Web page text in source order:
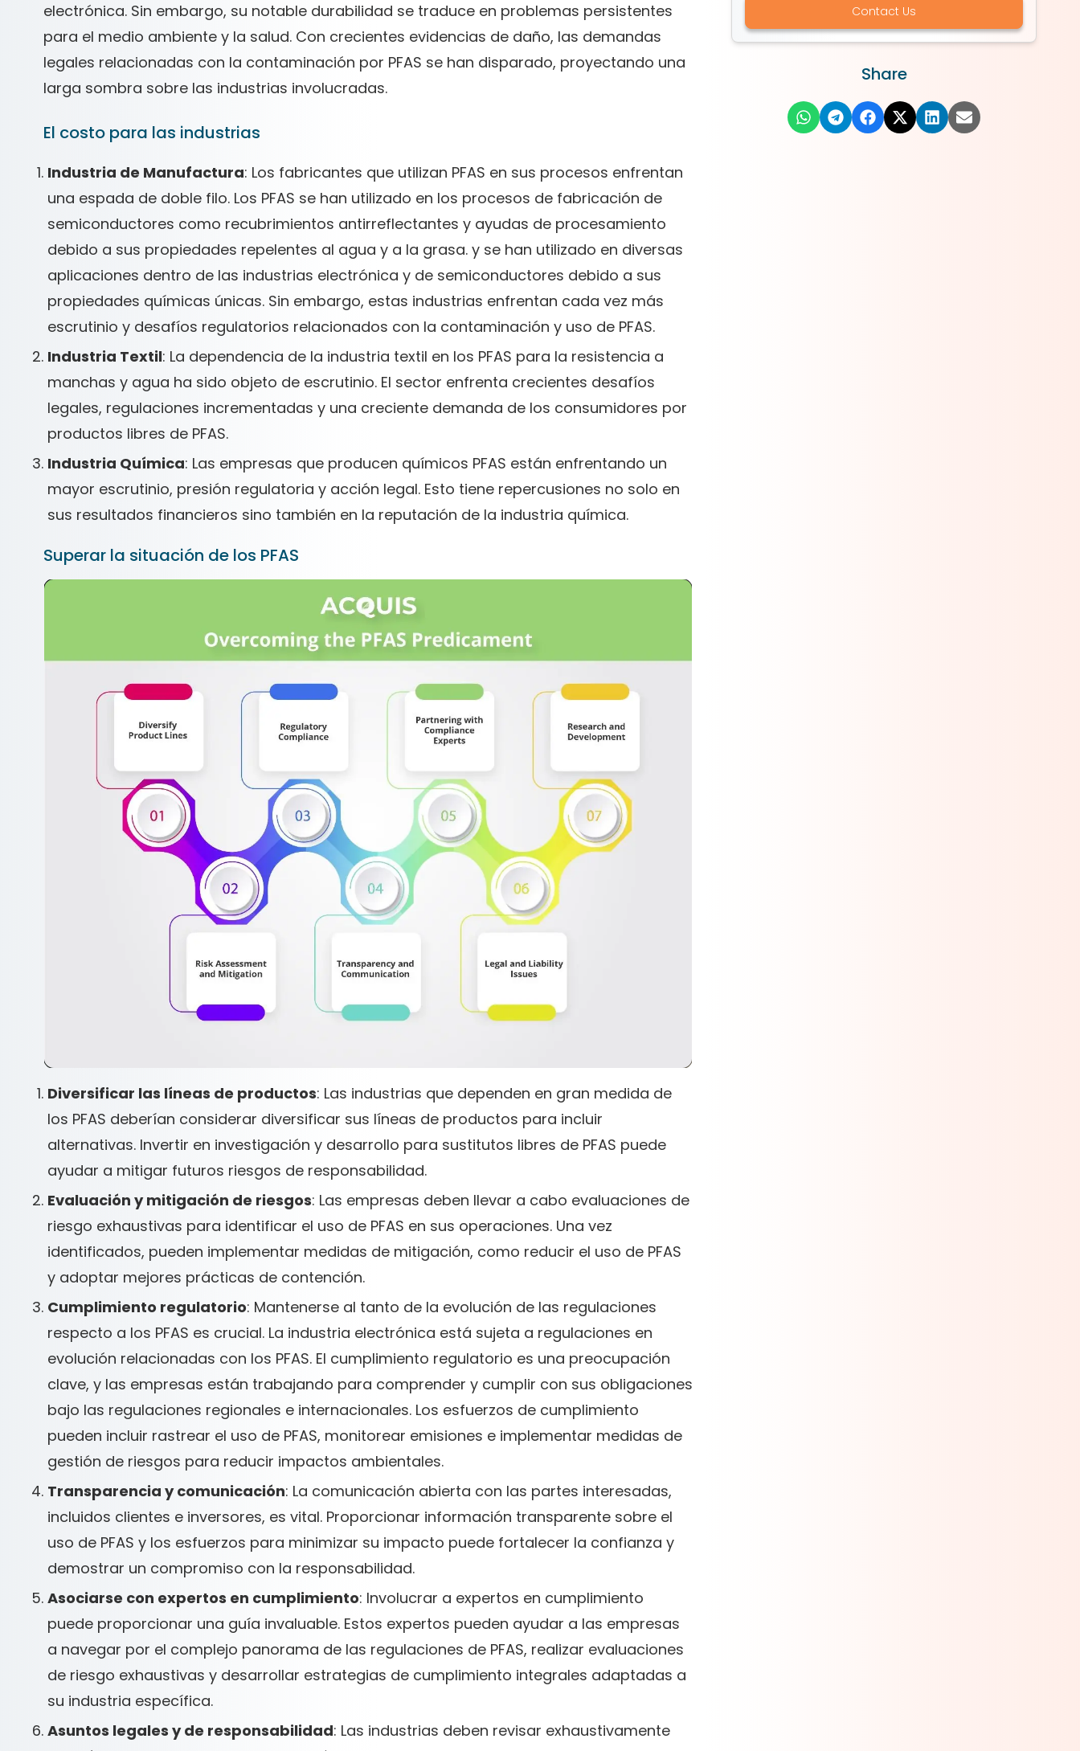
electrónica. Sin embargo, su notable durabilidad se traduce en problemas persistentes
para el medio ambiente y la salud. Con crecientes evidencias de daño, las demandas
legales relacionadas con la contaminación por PFAS se han disparado, proyectando una
larga sombra sobre las industrias involucradas.
El costo para las industrias
Industria de Manufactura: Los fabricantes que utilizan PFAS en sus procesos enfrentan
una espada de doble filo. Los PFAS se han utilizado en los procesos de fabricación de
semiconductores como recubrimientos antirreflectantes y ayudas de procesamiento
debido a sus propiedades repelentes al agua y a la grasa. y se han utilizado en diversas
aplicaciones dentro de las industrias electrónica y de semiconductores debido a sus
propiedades químicas únicas. Sin embargo, estas industrias enfrentan cada vez más
escrutinio y desafíos regulatorios relacionados con la contaminación y uso de PFAS.
Industria Textil: La dependencia de la industria textil en los PFAS para la resistencia a
manchas y agua ha sido objeto de escrutinio. El sector enfrenta crecientes desafíos
legales, regulaciones incrementadas y una creciente demanda de los consumidores por
productos libres de PFAS.
Industria Química: Las empresas que producen químicos PFAS están enfrentando un
mayor escrutinio, presión regulatoria y acción legal. Esto tiene repercusiones no solo en
sus resultados financieros sino también en la reputación de la industria química.
Superar la situación de los PFAS
Diversificar las líneas de productos: Las industrias que dependen en gran medida de
los PFAS deberían considerar diversificar sus líneas de productos para incluir
alternativas. Invertir en investigación y desarrollo para sustitutos libres de PFAS puede
ayudar a mitigar futuros riesgos de responsabilidad.
Evaluación y mitigación de riesgos: Las empresas deben llevar a cabo evaluaciones de
riesgo exhaustivas para identificar el uso de PFAS en sus operaciones. Una vez
identificados, pueden implementar medidas de mitigación, como reducir el uso de PFAS
y adoptar mejores prácticas de contención.
Cumplimiento regulatorio: Mantenerse al tanto de la evolución de las regulaciones
respecto a los PFAS es crucial. La industria electrónica está sujeta a regulaciones en
evolución relacionadas con los PFAS. El cumplimiento regulatorio es una preocupación
clave, y las empresas están trabajando para comprender y cumplir con sus obligaciones
bajo las regulaciones regionales e internacionales. Los esfuerzos de cumplimiento
pueden incluir rastrear el uso de PFAS, monitorear emisiones e implementar medidas de
gestión de riesgos para reducir impactos ambientales.
Transparencia y comunicación: La comunicación abierta con las partes interesadas,
incluidos clientes e inversores, es vital. Proporcionar información transparente sobre el
uso de PFAS y los esfuerzos para minimizar su impacto puede fortalecer la confianza y
demostrar un compromiso con la responsabilidad.
Asociarse con expertos en cumplimiento: Involucrar a expertos en cumplimiento
puede proporcionar una guía invaluable. Estos expertos pueden ayudar a las empresas
a navegar por el complejo panorama de las regulaciones de PFAS, realizar evaluaciones
de riesgo exhaustivas y desarrollar estrategias de cumplimiento integrales adaptadas a
su industria específica.
Asuntos legales y de responsabilidad: Las industrias deben revisar exhaustivamente
Contact Us
Share